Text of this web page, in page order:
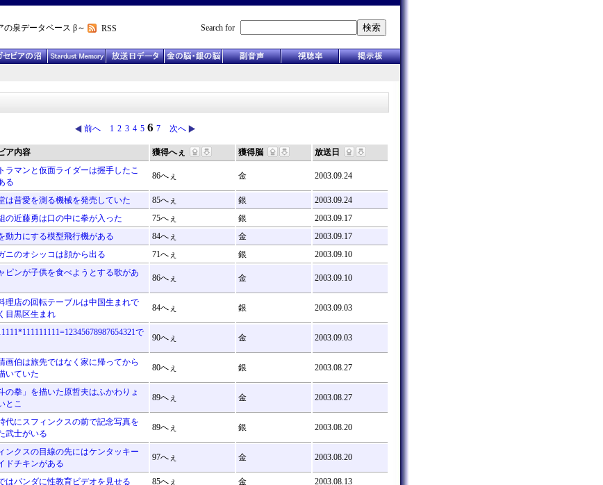
の泉データベース β～ RSS Search for 検索
前へ 1 2 3 4 5 6 7 次へ
ア内容 獲得へぇ 獲得脳 放送日
ラマンと仮面ライダーは握手したこ
る
86へぇ 金 2003.09.24
は昔愛を測る機械を発売していた 85へぇ 銀
2003.09.24
の近藤勇は口の中に拳が入った 75へぇ 銀
2003.09.17
動力にする模型飛行機がある 84へぇ 金
2003.09.17
ニのオシッコは顔から出る 71へぇ 銀 2003.09.10
ピンが子供を食べようとする歌があ
86へぇ 金 2003.09.10
理店の回転テーブルは中国生まれで
目黒区生まれ
84へぇ 銀 2003.09.03
で
90へぇ 金 2003.09.03
画伯は旅先ではなく家に帰ってから
いていた
80へぇ 銀 2003.08.27
の拳」を描いた原哲夫はふかわりょ
とこ
89へぇ 金 2003.08.27
代にスフィンクスの前で記念写真を
武士がいる
89へぇ 銀 2003.08.20
ンクスの目線の先にはケンタッキー
ドチキンがある
97へぇ 金 2003.08.20
はパンダに性教育ビデオを見せる 85へぇ 金 2003.08.13